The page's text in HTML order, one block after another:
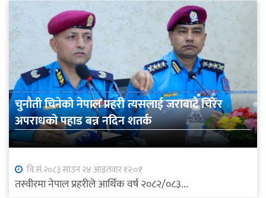
चुनौती चिनेको नेपाल प्रहरी त्यसलाई जराबाटै चिरेर
अपराधको पहाड बन्न नदिन शतर्क
वि.सं.२०८३ साउन २४ आइतवार १२:०१
तस्वीरमा नेपाल प्रहरीले आर्थिक वर्ष २०८२/०८३...